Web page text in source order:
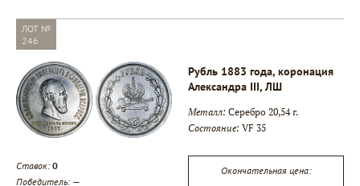
ЛОТ №
246
Рубль 1883 года, коронация
Александра III, ЛШ
Металл: Серебро 20,54 г.
Состояние: VF 35
Ставок:0
Победитель: —
Окончательная цена: